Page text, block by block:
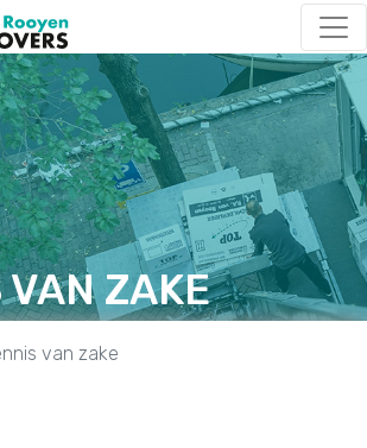
ZAKE
van zake